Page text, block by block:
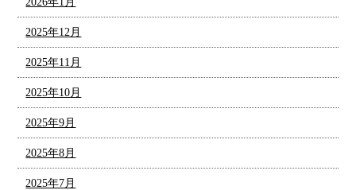
2025年12月
2025年11月
2025年10月
2025年9月
2025年8月
2025年7月